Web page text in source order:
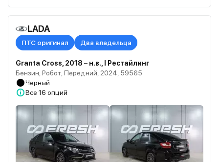
LADA
ПТС оригинал Два владельца
Granta Cross, 2018 – н.в., I Рестайлинг
Бензин, Робот, Передний, 2024, 59565
Черный
Все 16 опций